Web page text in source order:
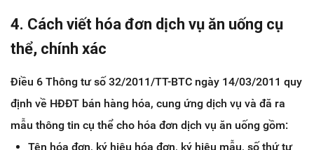
4. Cách viết hóa đơn dịch vụ ăn uống cụ
thể, chính xác
Điều 6 Thông tư số 32/2011/TT-BTC ngày 14/03/2011 quy
định về HĐĐT bán hàng hóa, cung ứng dịch vụ và đă ra
mẫu thông tin cụ thể cho hóa đơn dịch vụ ăn uống gồm:
Tên hóa đơn, ký hiệu hóa đơn, ký hiệu mẫu, số thứ tự